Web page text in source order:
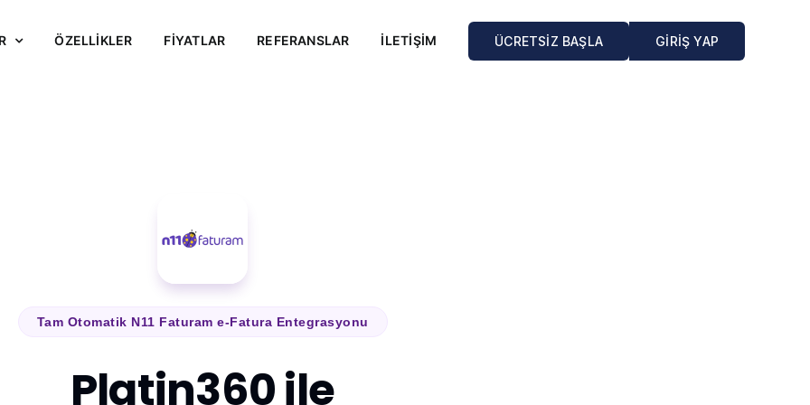
ÖZELLİKLER FİYATLAR REFERANSLAR İLETİŞİM ÜCRETSİZ BAŞLA GİRİŞ YAP
Tam Otomatik N11 Faturam e-Fatura Entegrasyonu
Platin360 ile